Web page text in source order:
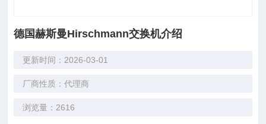
德国赫斯曼Hirschmann交换机介绍
更新时间：2026-03-01
厂商性质：代理商
浏览量：2616